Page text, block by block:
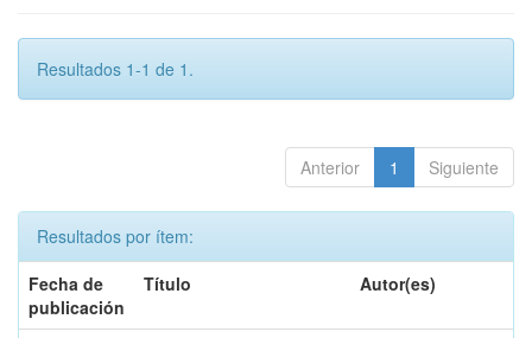
Resultados 1-1 de 1.
Anterior 1 Siguiente
Resultados por ítem:
Fecha de
publicación
Título Autor(es)